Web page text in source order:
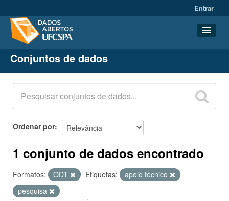
Entrar
Conjuntos de dados
Organizações
Grupos
Sobre
Conjuntos de dados
Ordenar por
1 conjunto de dados encontrado
Formatos: ODT Etiquetas:
apoio técnico
pesquisa